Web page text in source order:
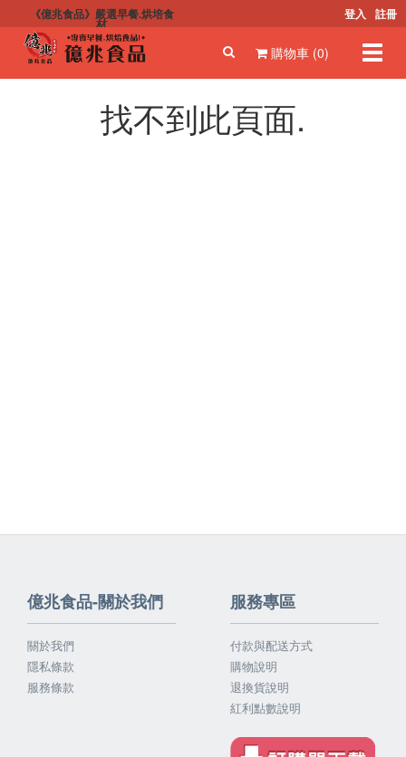
《億兆食品》嚴選早餐.烘培食
材
登入 註冊
購物車 (0)
找不到此頁面.
億兆食品-關於我們
關於我們
隱私條款
服務條款
服務專區
付款與配送方式
購物說明
退換貨說明
紅利點數說明